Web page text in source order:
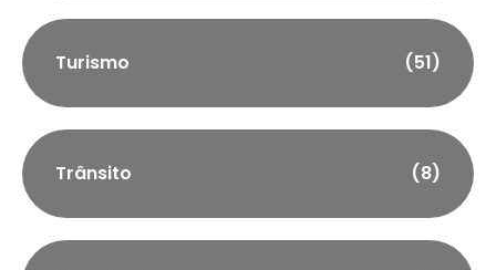
Turismo (51)
Trânsito (8)